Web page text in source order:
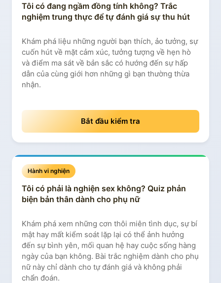
Tôi có đang ngầm đồng tính không? Trắc
nghiệm trung thực để tự đánh giá sự thu hút
Khám phá liệu những người bạn thích, ảo tưởng, sự
cuốn hút về mặt cảm xúc, tưởng tượng về hẹn hò
và điểm ma sát về bản sắc có hướng đến sự hấp
dẫn của cùng giới hơn những gì bạn thường thừa
nhận.
Bắt đầu kiểm tra
Hành vi nghiện
Tôi có phải là nghiện sex không? Quiz phản
biện bản thân dành cho phụ nữ
Khám phá xem những cơn thôi miên tình dục, sự bí
mật hay mất kiểm soát lặp lại có thể ảnh hưởng
đến sự bình yên, mối quan hệ hay cuộc sống hàng
ngày của bạn không. Bài trắc nghiệm dành cho phụ
nữ này chỉ dành cho tự đánh giá và không phải
chẩn đoán.